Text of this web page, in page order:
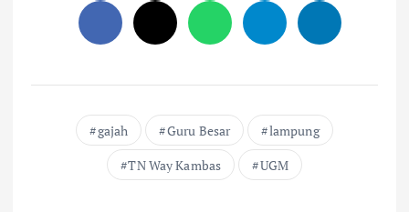
gajah Guru Besar
lampung
TN Way Kambas
UGM